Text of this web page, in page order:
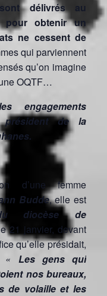
délivrés au
pour obtenir un
ne cessent de
qui parviennent
qu’on imagine
OQTF…
engagements
de la
d’une femme
Budde, elle est
diocèse de
21 janvier, devant
qu’elle présidait,
« Les gens qui
nos bureaux,
de volaille et les